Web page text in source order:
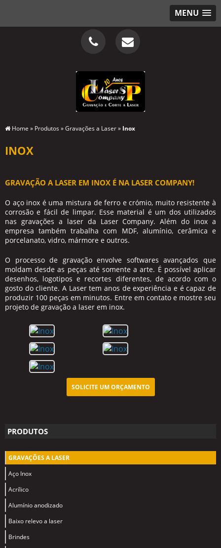
MENU
Home » Produtos »Gravações a Laser» Inox
INOX
GRAVAÇÃO A LASER EM INOX É NA LASER COMPANY!
O aço inox é uma mistura de ferro e crómio, muito resistente à
corrosão e fácil de limpar. Esse material é um dos utilizados
nas gravações a laser da Laser Company. Além do inox a
empresa também trabalha com MDF, alumínio, cerâmica e
porcelanato, vidro, mármore e outros.
O processo de gravação envolve softwares avançados que
moldam desde as peças até somente a arte. É possível aplicar
desenhos, logotipos e recortes diferentes, de acordo com o
gosto do cliente. A Laser tem anos de experiência e é capaz de
produzir 100 peças em minutos. Entre em contato e mostre seu
projeto de gravação a laser em inox.
SOLICITE UM ORÇAMENTO
PRODUTOS
GRAVAÇÕES A LASER
Aço Inox
Acrílico
Alumínio anodizado
Baixo relevo a laser
Brindes